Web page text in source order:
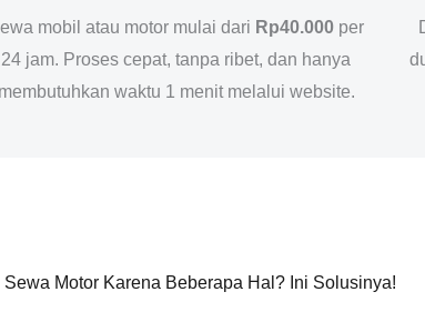
mobil atau motor mulai dari Rp40.000 per
24 jam. Proses cepat, tanpa ribet, dan hanya
membutuhkan waktu 1 menit melalui website.
Sewa Motor Karena Beberapa Hal? Ini Solusinya!